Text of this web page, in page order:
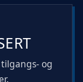
og